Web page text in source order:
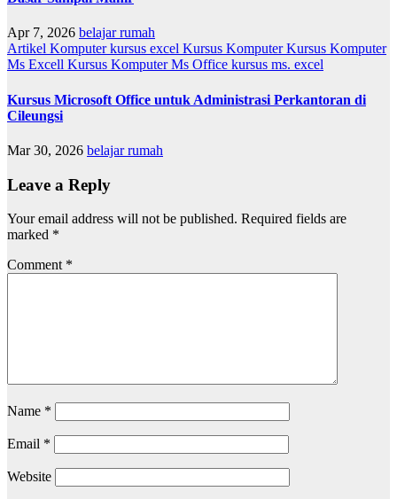
Apr 7, 2026 belajar rumah
Artikel Komputerkursus excel Kursus KomputerKursus Komputer
Ms Excell Kursus Komputer Ms Office kursus ms. excel
Kursus Microsoft Office untuk Administrasi Perkantoran di
Cileungsi
Mar 30, 2026 belajar rumah
Leave a Reply
Your email address will not be published. Required fields are
marked *
Comment *
Name *
Email *
Website